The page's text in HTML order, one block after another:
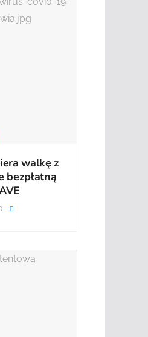
walkę z
bezpłatną